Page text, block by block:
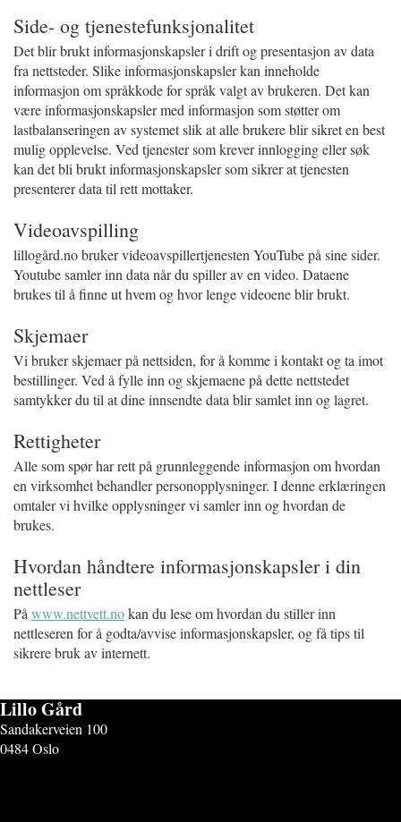
Side- og tjenestefunksjonalitet
Det blir brukt informasjonskapsler i drift og presentasjon av data
fra nettsteder. Slike informasjonskapsler kan inneholde
informasjon om språkkode for språk valgt av brukeren. Det kan
være informasjonskapsler med informasjon som støtter om
lastbalanseringen av systemet slik at alle brukere blir sikret en best
mulig opplevelse. Ved tjenester som krever innlogging eller søk
kan det bli brukt informasjonskapsler som sikrer at tjenesten
presenterer data til rett mottaker.
Videoavspilling
lillogård.no bruker videoavspillertjenesten YouTube på sine sider.
Youtube samler inn data når du spiller av en video. Dataene
brukes til å finne ut hvem og hvor lenge videoene blir brukt.
Skjemaer
Vi bruker skjemaer på nettsiden, for å komme i kontakt og ta imot
bestillinger. Ved å fylle inn og skjemaene på dette nettstedet
samtykker du til at dine innsendte data blir samlet inn og lagret.
Rettigheter
Alle som spør har rett på grunnleggende informasjon om hvordan
en virksomhet behandler personopplysninger. I denne erklæringen
omtaler vi hvilke opplysninger vi samler inn og hvordan de
brukes.
Hvordan håndtere informasjonskapsler i din
nettleser
På www.nettvett.nokan du lese om hvordan du stiller inn
nettleseren for å godta/avvise informasjonskapsler, og få tips til
sikrere bruk av internett.
Lillo Gård
Sandakerveien 100
0484 Oslo